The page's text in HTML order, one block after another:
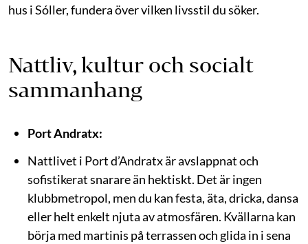
hus i Sóller, fundera över vilken livsstil du söker.
Nattliv, kultur och socialt
sammanhang
Port Andratx:
Nattlivet i Port d’Andratx är avslappnat och
sofistikerat snarare än hektiskt. Det är ingen
klubbmetropol, men du kan festa, äta, dricka, dansa
eller helt enkelt njuta av atmosfären. Kvällarna kan
börja med martinis på terrassen och glida in i sena